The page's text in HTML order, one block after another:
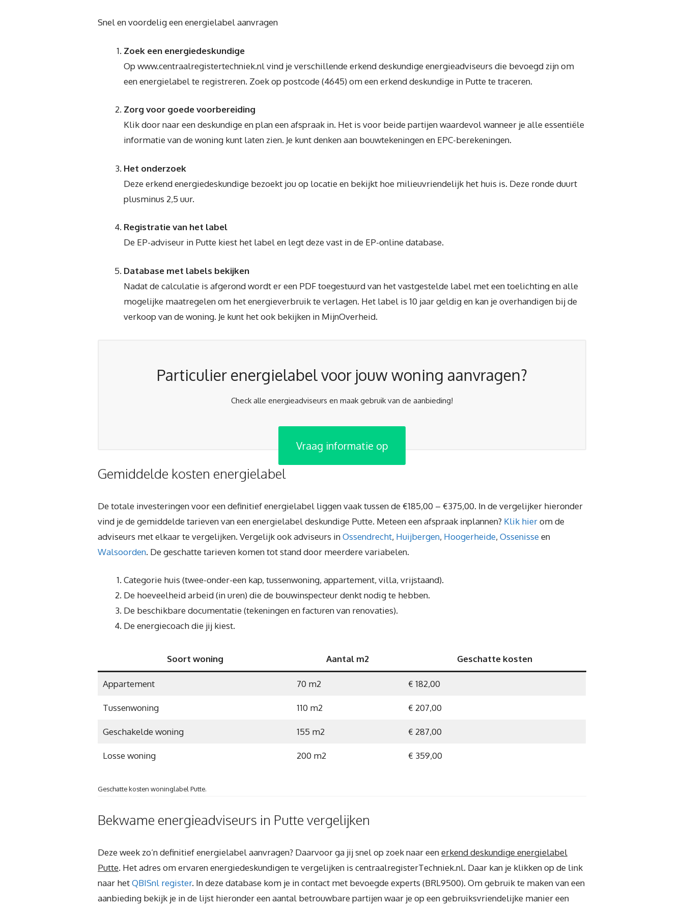
Snel en voordelig een energielabel aanvragen
Zoek een energiedeskundige
Op www.centraalregistertechniek.nl vind je verschillende erkend deskundige energieadviseurs die bevoegd zijn om
een energielabel te registreren. Zoek op postcode (4645) om een erkend deskundige in Putte te traceren.
Zorg voor goede voorbereiding
Klik door naar een deskundige en plan een afspraak in. Het is voor beide partijen waardevol wanneer je alle essentiële
informatie van de woning kunt laten zien. Je kunt denken aan bouwtekeningen en EPC-berekeningen.
Het onderzoek
Deze erkend energiedeskundige bezoekt jou op locatie en bekijkt hoe milieuvriendelijk het huis is. Deze ronde duurt
plusminus 2,5 uur.
Registratie van het label
De EP-adviseur in Putte kiest het label en legt deze vast in de EP-online database.
Database met labels bekijken
Nadat de calculatie is afgerond wordt er een PDF toegestuurd van het vastgestelde label met een toelichting en alle
mogelijke maatregelen om het energieverbruik te verlagen. Het label is 10 jaar geldig en kan je overhandigen bij de
verkoop van de woning. Je kunt het ook bekijken in MijnOverheid.
Particulier energielabel voor jouw woning aanvragen?
Check alle energieadviseurs en maak gebruik van de aanbieding!
Vraag informatie op
Gemiddelde kosten energielabel
De totale investeringen voor een definitief energielabel liggen vaak tussen de €185,00 – €375,00. In de vergelijker hieronder
vind je de gemiddelde tarieven van een energielabel deskundige Putte. Meteen een afspraak inplannen? Klik hierom de
adviseurs met elkaar te vergelijken. Vergelijk ook adviseurs inOssendrecht, Huijbergen, Hoogerheide, Ossenisseen
Walsoorden. De geschatte tarieven komen tot stand door meerdere variabelen.
Categorie huis (twee-onder-een kap, tussenwoning, appartement, villa, vrijstaand).
De hoeveelheid arbeid (in uren) die de bouwinspecteur denkt nodig te hebben.
De beschikbare documentatie (tekeningen en facturen van renovaties).
De energiecoach die jij kiest.
Soort woning Aantal m2 Geschatte kosten
Appartement 70 m2 € 182,00
Tussenwoning 110 m2 € 207,00
Geschakelde woning 155 m2 € 287,00
Losse woning 200 m2 € 359,00
Geschatte kosten woninglabel Putte.
Bekwame energieadviseurs in Putte vergelijken
Deze week zo’n definitief energielabel aanvragen? Daarvoor ga jij snel op zoek naar eenerkend deskundige energielabel
Putte. Het adres om ervaren energiedeskundigen te vergelijken is centraalregisterTechniek.nl. Daar kan je klikken op de link
naar hetQBISnl register. In deze database kom je in contact met bevoegde experts (BRL9500). Om gebruik te maken van een
aanbieding bekijk je in de lijst hieronder een aantal betrouwbare partijen waar je op een gebruiksvriendelijke manier een